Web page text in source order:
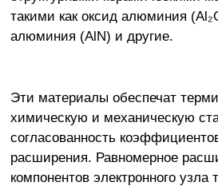
такими как оксид алюминия
алюминия (AlN) и другие.
Эти материалы обеспечат
химическую и механическую
согласованность
расширения. Равномерное
компонентов электронного узла